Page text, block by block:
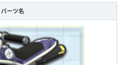
パーツ名